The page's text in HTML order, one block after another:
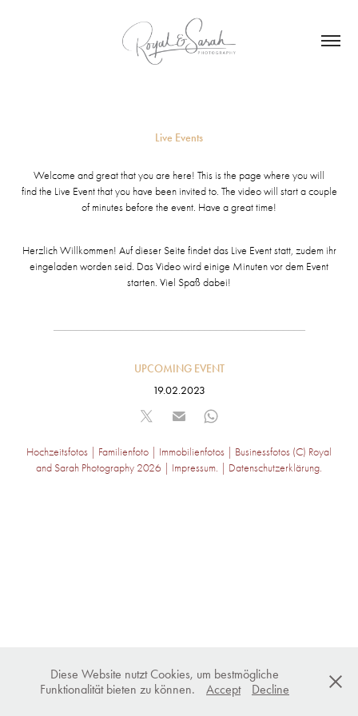
Live Events
Welcome and great that you are here! This is the page where you will
find the Live Event that you have been invited to. The video will start a couple
of minutes before the event. Have a great time!
Herzlich Willkommen! Auf dieser Seite findet das Live Event statt, zudem ihr
eingeladen worden seid. Das Video wird einige Minuten vor dem Event
starten. Viel Spaß dabei!
UPCOMING EVENT
19.02.2023​​​​​​​
Hochzeitsfotos | Familienfoto | Immobilienfotos | Businessfotos (C) Royal
and Sarah Photography 2026 | Impressum. | Datenschutzerklärung.
Diese Website nutzt Cookies, um bestmögliche
Funktionalität bieten zu können.
Accept Decline